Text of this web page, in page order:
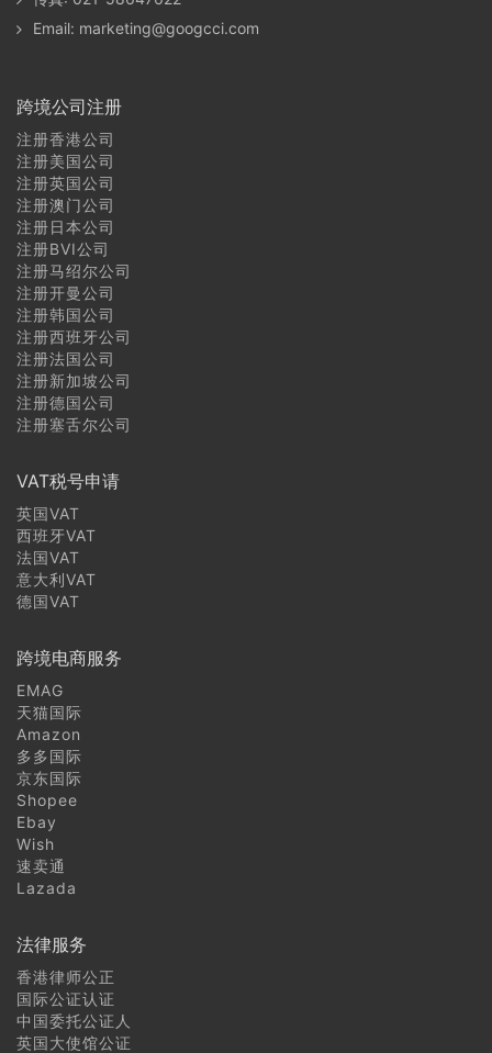
约旦商标注册常见问题
以色列商标注册常见问题
巴勒斯坦商标注册常见问题
沙特阿拉伯商标注册常见问题
巴林商标注册常见问题
卡塔尔商标注册常见问题
科威特商标注册常见问题
阿拉伯联合酋长国（阿联酋）商标注册常见问题
也门商标注册常见问题
格鲁吉亚商标注册常见问题
亚美尼亚商标注册常见问题
阿塞拜疆商标注册常见问题
土耳其商标注册常见问题
塞浦路斯商标注册常见问题
芬兰商标注册常见问题
蒙古商标注册常见问题
韩国商标注册常见问题
日本商标注册常见问题
Email: marketing@googcci.com
跨境公司注册
注册香港公司
注册美国公司
注册英国公司
注册澳门公司
注册日本公司
注册BVI公司
注册马绍尔公司
注册开曼公司
注册韩国公司
注册西班牙公司
注册法国公司
注册新加坡公司
注册德国公司
注册塞舌尔公司
VAT税号申请
英国VAT
西班牙VAT
法国VAT
意大利VAT
德国VAT
跨境电商服务
EMAG
天猫国际
Amazon
多多国际
京东国际
Shopee
Ebay
Wish
速卖通
Lazada
法律服务
香港律师公正
国际公证认证
中国委托公证人
英国大使馆公证